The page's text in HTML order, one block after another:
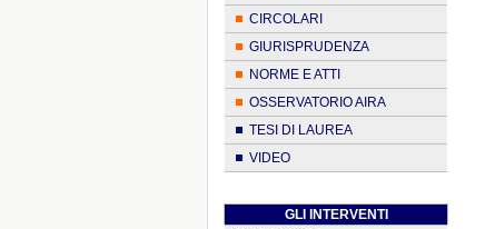
CIRCOLARI
GIURISPRUDENZA
NORME E ATTI
OSSERVATORIO AIRA
TESI DI LAUREA
VIDEO
GLI INTERVENTI